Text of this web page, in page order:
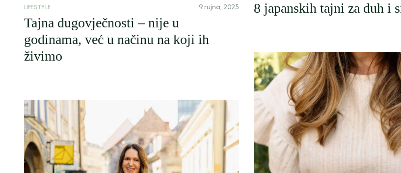
LIFESTYLE 9 rujna, 2025
Tajna dugovječnosti – nije u
godinama, već u načinu na koji ih
živimo
8 japanskih tajni za duh i